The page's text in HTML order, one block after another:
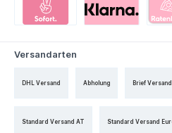
Versandarten
DHL Versand Abholung Brief Versand
Standard Versand AT Standard Versand